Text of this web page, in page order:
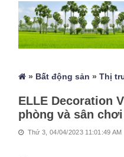
» Bất động sản »Thị
ELLE Decoration
phòng và sân
Thứ 3, 04/04/2023 11:01:49 AM